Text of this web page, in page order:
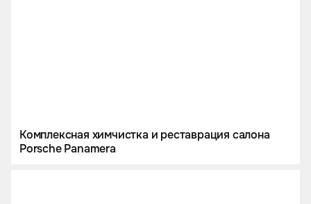
Комплексная химчистка и реставрация салона
Porsche Panamera